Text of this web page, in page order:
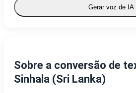
Gerar voz de IA
Sobre a conversão de
Sinhala (Sri Lanka)